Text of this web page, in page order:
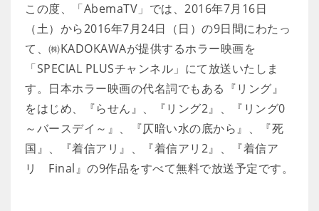
この度、「AbemaTV」では、2016年7月16日
（土）から2016年7月24日（日）の9日間にわたっ
て、㈱KADOKAWAが提供するホラー映画を
「SPECIAL PLUSチャンネル」にて放送いたしま
す。日本ホラー映画の代名詞でもある『リング』
をはじめ、『らせん』、『リング2』、『リング0
～バースデイ～』、『仄暗い水の底から』、『死
国』、『着信アリ』、『着信アリ2』、『着信ア
リ Final』の9作品をすべて無料で放送予定です。